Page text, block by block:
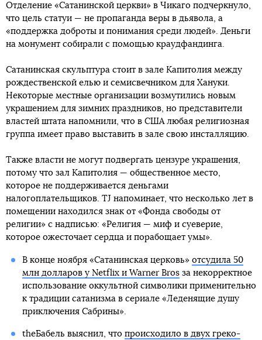
Отделение «Сатанинской церкви» в Чикаго подчеркнуло,
что цель статуи — не пропаганда веры в дьявола, а
«поддержка доброты и понимания среди людей». Деньги
на монумент собирали с помощью краудфандинга.
Сатанинская скульптура стоит в зале Капитолия между
рождественской елью и семисвечником для Хануки.
Некоторые местные организации возмутились новым
украшением для зимних праздников, но представители
властей штата напомнили, что в США любая религиозная
группа имеет право выставить в зале свою инсталляцию.
Также власти не могут подвергать цензуре украшения,
потому что зал Капитолия — общественное место,
которое не поддерживается деньгами
налогоплательщиков. TJ напоминает, что несколько лет в
помещении находился знак от «Фонда свободы от
религии» с надписью: «Религия — миф и суеверие,
которое ожесточает сердца и порабощает умы».
В конце ноября «Сатанинская церковь» отсудила 50
млн долларов у Netflix и Warner Brosза некорректное
использование оккультной символики применительно
к традиции сатанизма в сериале «Леденящие душу
приключения Сабрины».
theБабель выяснил, что происходило в двух греко-